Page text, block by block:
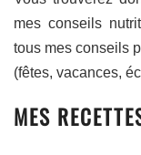
mes conseils
tous mes conseils
(fêtes, vacances,
MES